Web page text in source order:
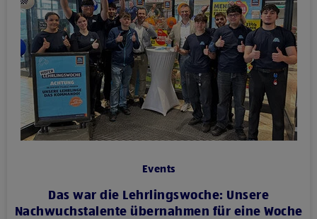
Events
Das war die Lehrlingswoche: Unsere
Nachwuchstalente übernahmen für eine Woche